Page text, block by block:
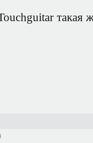
такая